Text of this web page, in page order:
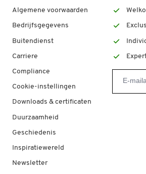
Algemene voorwaarden
Bedrijfsgegevens
Buitendienst
Carriere
Compliance
Cookie-instellingen
Downloads & certificaten
Duurzaamheid
Geschiedenis
Inspiratiewereld
Newsletter